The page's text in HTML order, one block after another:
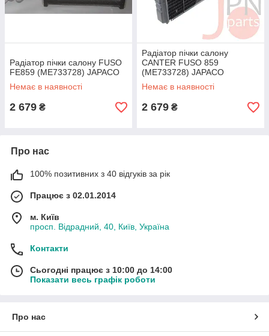
Радіатор пічки салону FUSO
FE859 (ME733728) JAPACO
Немає в наявності
2 679 ₴
Радіатор пічки салону
CANTER FUSO 859
(ME733728) JAPACO
Немає в наявності
2 679 ₴
Про нас
100% позитивних з 40 відгуків за рік
Працює з 02.01.2014
м. Київ
просп. Відрадний, 40, Київ, Україна
Контакти
Сьогодні працює з 10:00 до 14:00
Показати весь графік роботи
Про нас